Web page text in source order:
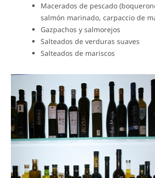
Macerados de pescado
salmón marinado, carpaccio de
Gazpachos y salmorejos
Salteados de verduras suaves
Salteados de mariscos